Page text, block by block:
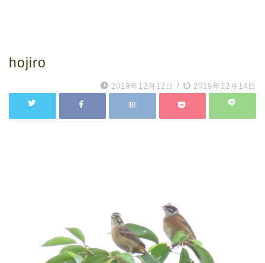
hojiro
2019年12月12日 / 2019年12月14日